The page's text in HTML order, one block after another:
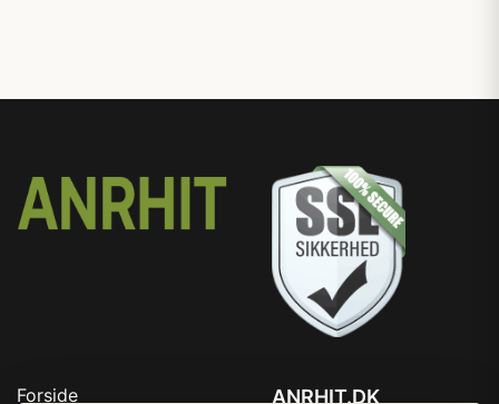
Forside ANRHIT.DK